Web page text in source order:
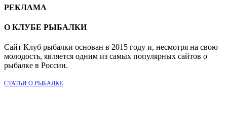
РЕКЛАМА
О КЛУБЕ РЫБАЛКИ
Сайт Клуб рыбалки основан в 2015 году и, несмотря на свою
молодость, является одним из самых популярных сайтов о
рыбалке в России.
СТАТЬИ О РЫБАЛКЕ